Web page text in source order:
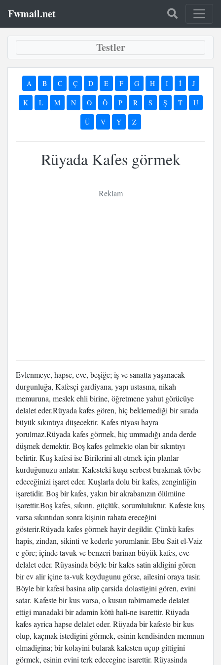
Fwmail.net
Testler
A B C Ç D E F G H I İ J
K L M N O Ö P R S Ş T U
Ü V Y Z
Rüyada Kafes görmek
Reklam
Evlenmeye, hapse, eve, beşiğe; iş ve sanatta yaşanacak
durgunluğa, Kafesçi gardiyana, yapı ustasına, nikah
memuruna, meslek ehli birine, öğretmene yahut görücüye
delalet eder.Rüyada kafes gören, hiç beklemediği bir sırada
büyük sıkıntıya düşecektir. Kafes rüyası hayra
yorulmaz.Rüyada kafes görmek, hiç ummadığı anda derde
düşmek demektir. Boş kafes gelmekte olan bir sıkıntıyı
belirtir. Kuş kafesi ise Birilerini alt etmek için planlar
kurduğunuzu anlatır. Kafesteki kuşu serbest bırakmak tövbe
edeceğinizi işaret eder. Kuşlarla dolu bir kafes, zenginliğin
işaretidir. Boş bir kafes, yakın bir akrabanızın ölümüne
işarettir.Boş kafes, sıkıntı, güçlük, sorumluluktur. Kafeste kuş
varsa sıkıntıdan sonra kişinin rahata ereceğini
gösterir.Rüyada kafes görmek hayir degildir. Çünkü kafes
hapis, zindan, sikinti ve kederle yorumlanir. Ebu Sait el-Vaiz
e göre; içinde tavuk ve benzeri barinan büyük kafes, eve
delalet eder. Rüyasinda böyle bir kafes satin aldigini gören
bir ev alir içine ta-vuk koydugunu görse, ailesini oraya tasir.
Böyle bir kafesi basina alip çarsida dolastigini gören, evini
satar. Kafeste bir kus varsa, o kusun tabirnamede delalet
ettigi manadaki bir adamin kötü hali-ne isarettir. Rüyada
kafes ayrica hapse delalet eder. Rüyada bir kafeste bir kus
olup, kaçmak istedigini görmek, esinin kendisinden memnun
olmadigina; bir kolayini bularak kafesten uçup gittigini
görmek, esinin evini terk edecegine isarettir. Rüyasinda